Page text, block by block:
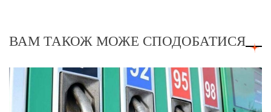
ВАМ ТАКОЖ МОЖЕ СПОДОБАТИСЯ